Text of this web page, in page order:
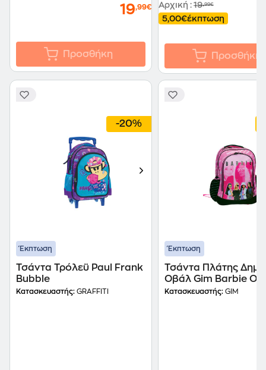
19,99€
Προσθήκη
Αρχική : 19,99€
5,00€έκπτωση
Προσθήκη
-20%
Έκπτωση
Τσάντα Τρόλεϋ Paul Frank
Bubble
Κατασκευαστής: GRAFFITI
Έκπτωση
Τσάντα Πλάτης
Οβάλ Gim Barbie
The Box + Δώρο
Κατασκευαστής: GIM